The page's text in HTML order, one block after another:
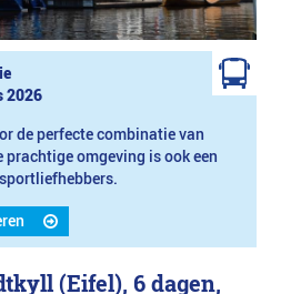
2026
de perfecte combinatie van
prachtige omgeving is ook een
(Eifel), 6 dagen,